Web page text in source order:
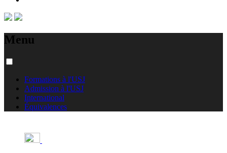
Menu
Formations à l'USJ
Admission à l'USJ
International
Équivalences